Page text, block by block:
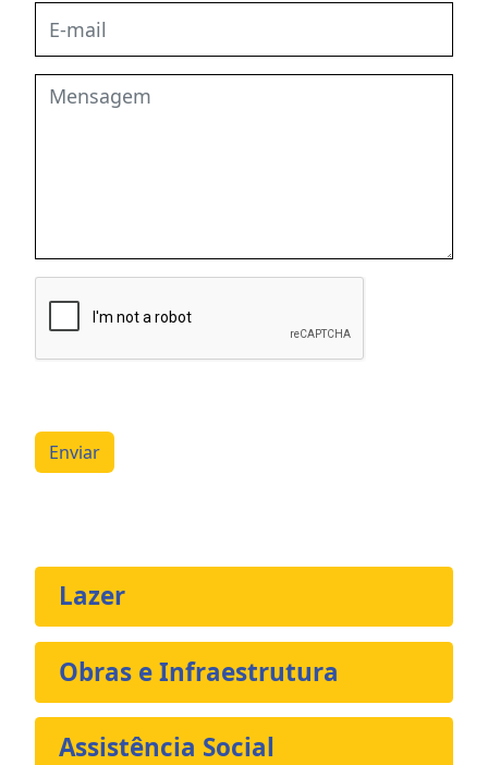
Enviar
Lazer
Obras e Infraestrutura
Assistência Social